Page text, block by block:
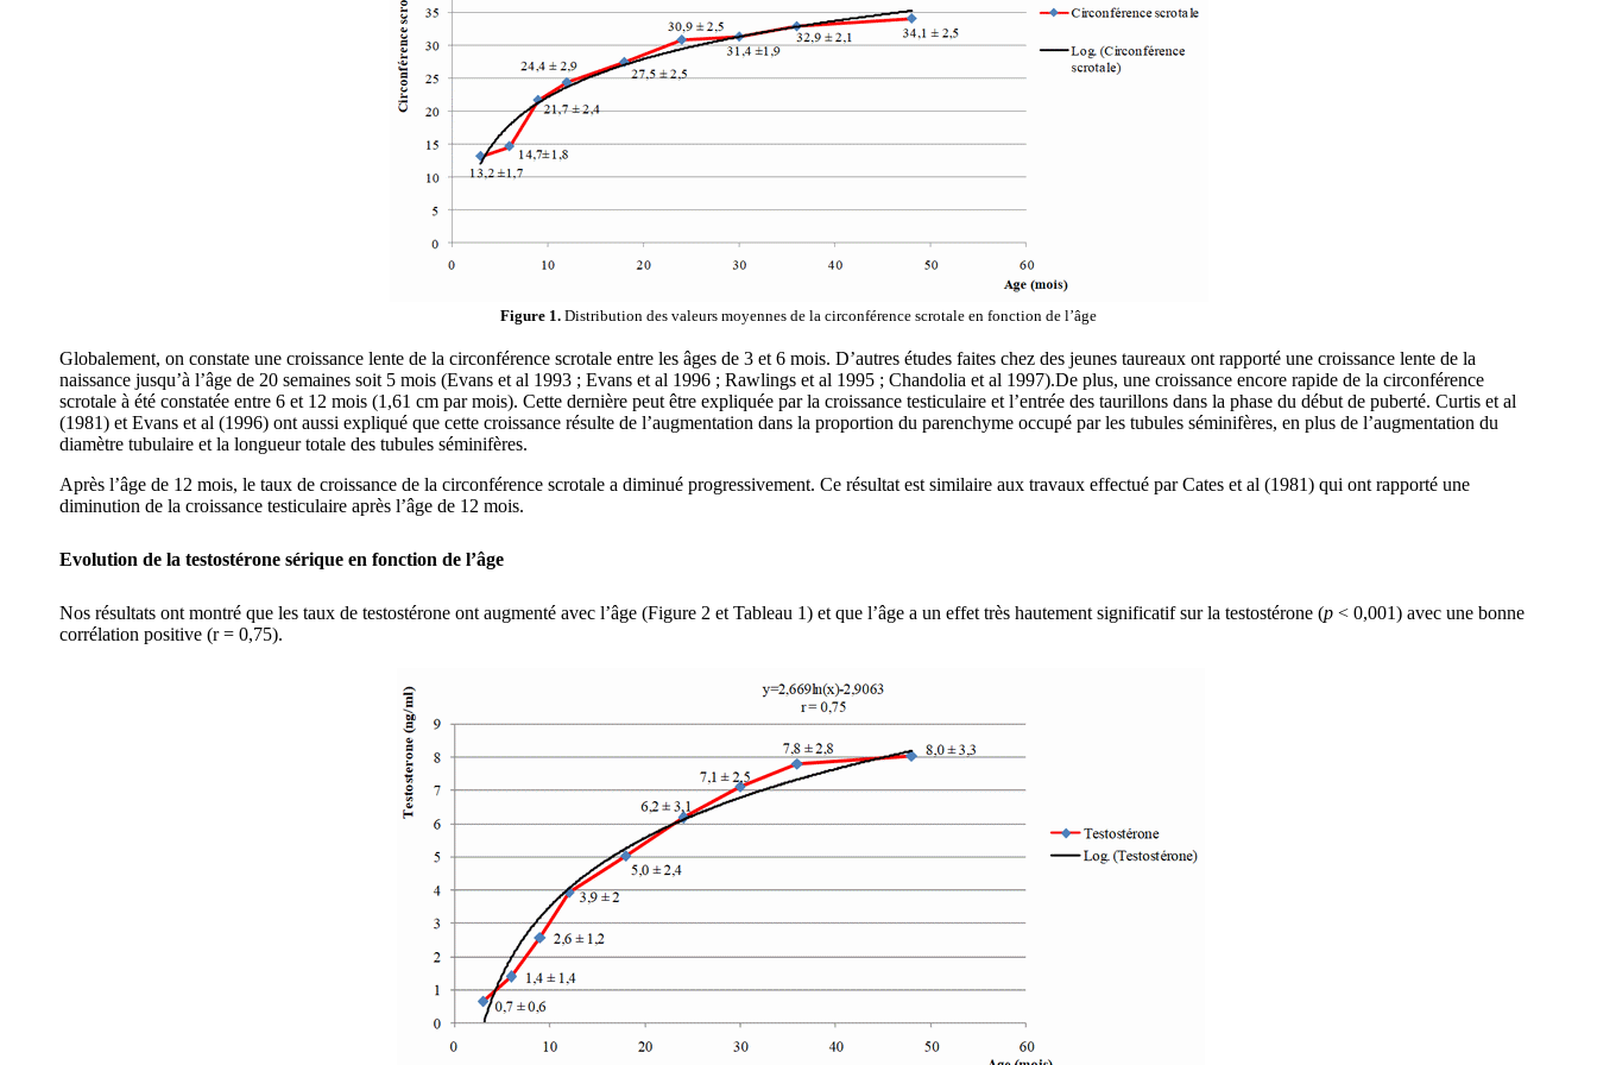
Figure 1. Distribution des valeurs moyennes de la circonférence scrotale en fonction de l’âge
Globalement, on constate une croissance lente de la circonférence scrotale entre les âges de 3 et 6 mois. D’autres études faites chez des jeunes taureaux ont rapporté une croissance lente de la
naissance jusqu’à l’âge de 20 semaines soit 5 mois (Evans et al 1993 ; Evans et al 1996 ; Rawlings et al 1995 ; Chandolia et al 1997).De plus, une croissance encore rapide de la circonférence
scrotale à été constatée entre 6 et 12 mois (1,61 cm par mois). Cette dernière peut être expliquée par la croissance testiculaire et l’entrée des taurillons dans la phase du début de puberté. Curtis et al
(1981) et Evans et al (1996) ont aussi expliqué que cette croissance résulte de l’augmentation dans la proportion du parenchyme occupé par les tubules séminifères, en plus de l’augmentation du
diamètre tubulaire et la longueur totale des tubules séminifères.
Après l’âge de 12 mois, le taux de croissance de la circonférence scrotale a diminué progressivement. Ce résultat est similaire aux travaux effectué par Cates et al (1981) qui ont rapporté une
diminution de la croissance testiculaire après l’âge de 12 mois.
Evolution de la testostérone sérique en fonction de l’âge
Nos résultats ont montré que les taux de testostérone ont augmenté avec l’âge (Figure 2 et Tableau 1) et que l’âge a un effet très hautement significatif sur la testostérone (p ˂ 0,001) avec une bonne
corrélation positive (r = 0,75).